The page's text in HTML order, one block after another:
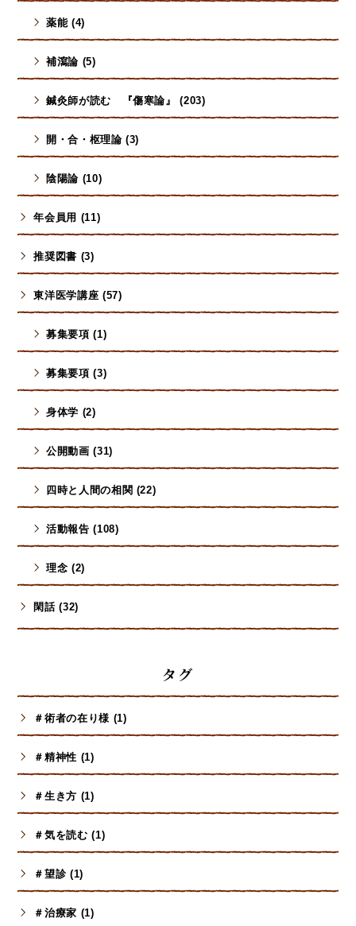
薬能 (4)
補瀉論 (5)
鍼灸師が読む 『傷寒論』 (203)
開・合・枢理論 (3)
陰陽論 (10)
年会員用 (11)
推奨図書 (3)
東洋医学講座 (57)
募集要項 (1)
募集要項 (3)
身体学 (2)
公開動画 (31)
四時と人間の相関 (22)
活動報告 (108)
理念 (2)
閑話 (32)
タグ
＃術者の在り様 (1)
＃精神性 (1)
＃生き方 (1)
＃気を読む (1)
＃望診 (1)
＃治療家 (1)